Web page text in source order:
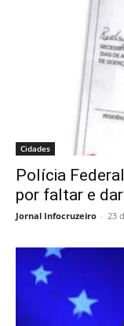
Cidades
Polícia
por faltar e
Jornal Infocruzeiro - 23